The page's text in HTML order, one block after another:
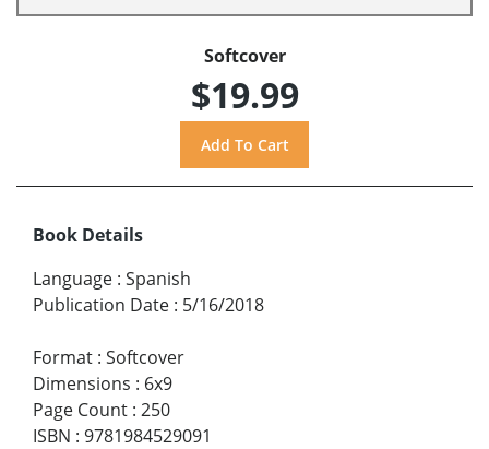
Softcover
$19.99
Book Details
Language : Spanish
Publication Date : 5/16/2018
Format : Softcover
Dimensions : 6x9
Page Count : 250
ISBN : 9781984529091